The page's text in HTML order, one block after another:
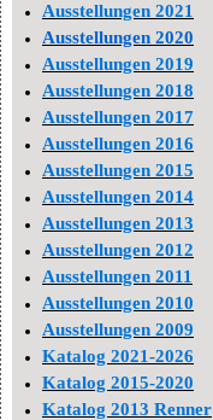
Ausstellungen 2021
Ausstellungen 2020
Ausstellungen 2019
Ausstellungen 2018
Ausstellungen 2017
Ausstellungen 2016
Ausstellungen 2015
Ausstellungen 2014
Ausstellungen 2013
Ausstellungen 2012
Ausstellungen 2011
Ausstellungen 2010
Ausstellungen 2009
Katalog 2021-2026
Katalog 2015-2020
Katalog 2013 Renner